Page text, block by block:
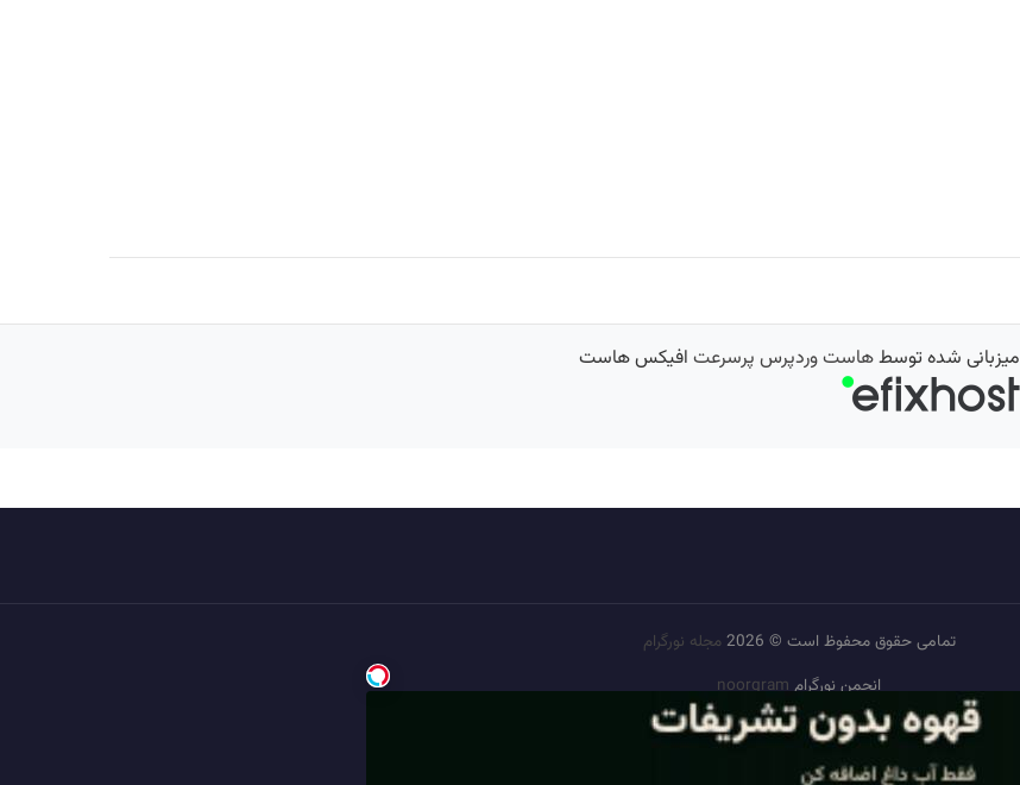
میزبانی شده توسطهاست وردپرس پرسرعت افیکس هاست
تمامی حقوق محفوظ است © 2026
مجله نورگرام
انجمن نورگرامnoorgram
بانک عکس
سایت هم معنی